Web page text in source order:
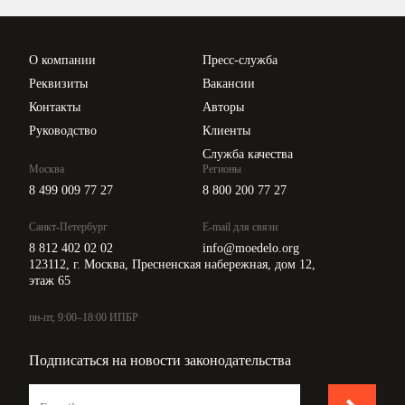
О компании
Реквизиты
Контакты
Руководство
Пресс-служба
Вакансии
Авторы
Клиенты
Служба качества
Москва
8 499 009 77 27
Санкт-Петербург
8 812 402 02 02
Регионы
8 800 200 77 27
E-mail для связи
info@moedelo.org
123112, г. Москва, Пресненская набережная, дом 12,
этаж 65
пн-пт, 9:00–18:00 ИПБР
Подписаться на новости законодательства